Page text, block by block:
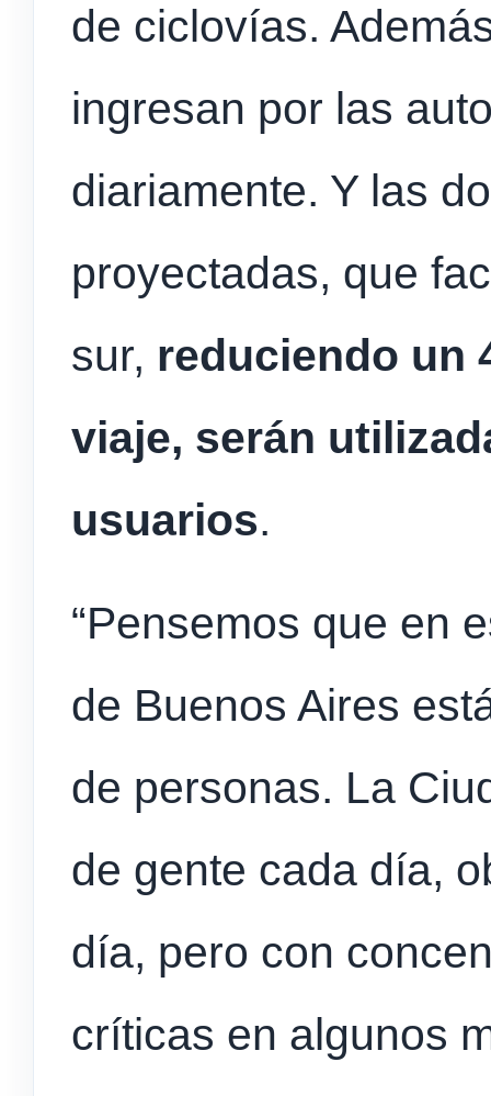
de ciclovías.
ingresan por las
diariamente. Y las
proyectadas, que
sur, reduciendo un
viaje, serán
usuarios.
“Pensemos que en
de Buenos Aires
de personas. La
de gente cada día,
día, pero con
críticas en algunos